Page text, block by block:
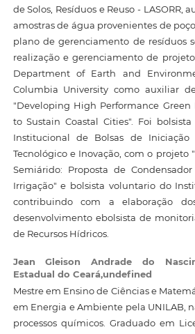
de Solos, Resíduos e Reuso - LASORR,
amostras de água provenientes de
plano de gerenciamento de resíduos
realização e gerenciamento de
Department of Earth and
Columbia University como auxiliar
"Developing High Performance Green
to Sustain Coastal Cities". Foi
Institucional de Bolsas de Iniciação
Tecnológico e Inovação, com o projeto
Semiárido: Proposta de
Irrigação" e bolsista voluntario do
contribuindo com a elaboração
desenvolvimento ebolsista de
de Recursos Hídricos.
Jean Gleison Andrade do
Estadual do Ceará,undefined
Mestre em Ensino de Ciências e
em Energia e Ambiente pela UNILAB,
processos químicos. Graduado em